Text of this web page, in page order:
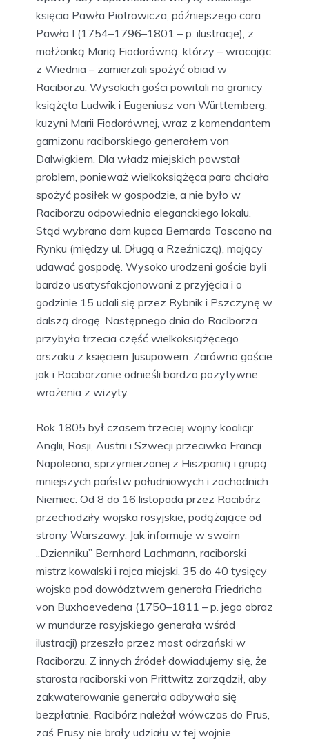
księcia Pawła Piotrowicza, późniejszego cara
Pawła I (1754–1796–1801 – p. ilustracje), z
małżonką Marią Fiodorówną, którzy – wracając
z Wiednia – zamierzali spożyć obiad w
Raciborzu. Wysokich gości powitali na granicy
książęta Ludwik i Eugeniusz von Württemberg,
kuzyni Marii Fiodorównej, wraz z komendantem
garnizonu raciborskiego generałem von
Dalwigkiem. Dla władz miejskich powstał
problem, ponieważ wielkoksiążęca para chciała
spożyć posiłek w gospodzie, a nie było w
Raciborzu odpowiednio eleganckiego lokalu.
Stąd wybrano dom kupca Bernarda Toscano na
Rynku (między ul. Długą a Rzeźniczą), mający
udawać gospodę. Wysoko urodzeni goście byli
bardzo usatysfakcjonowani z przyjęcia i o
godzinie 15 udali się przez Rybnik i Pszczynę w
dalszą drogę. Następnego dnia do Raciborza
przybyła trzecia część wielkoksiążęcego
orszaku z księciem Jusupowem. Zarówno goście
jak i Raciborzanie odnieśli bardzo pozytywne
wrażenia z wizyty.
Rok 1805 był czasem trzeciej wojny koalicji:
Anglii, Rosji, Austrii i Szwecji przeciwko Francji
Napoleona, sprzymierzonej z Hiszpanią i grupą
mniejszych państw południowych i zachodnich
Niemiec. Od 8 do 16 listopada przez Racibórz
przechodziły wojska rosyjskie, podążające od
strony Warszawy. Jak informuje w swoim
„Dzienniku” Bernhard Lachmann, raciborski
mistrz kowalski i rajca miejski, 35 do 40 tysięcy
wojska pod dowództwem generała Friedricha
von Buxhoevedena (1750–1811 – p. jego obraz
w mundurze rosyjskiego generała wśród
ilustracji) przeszło przez most odrzański w
Raciborzu. Z innych źródeł dowiadujemy się, że
starosta raciborski von Prittwitz zarządził, aby
zakwaterowanie generała odbywało się
bezpłatnie. Racibórz należał wówczas do Prus,
zaś Prusy nie brały udziału w tej wojnie